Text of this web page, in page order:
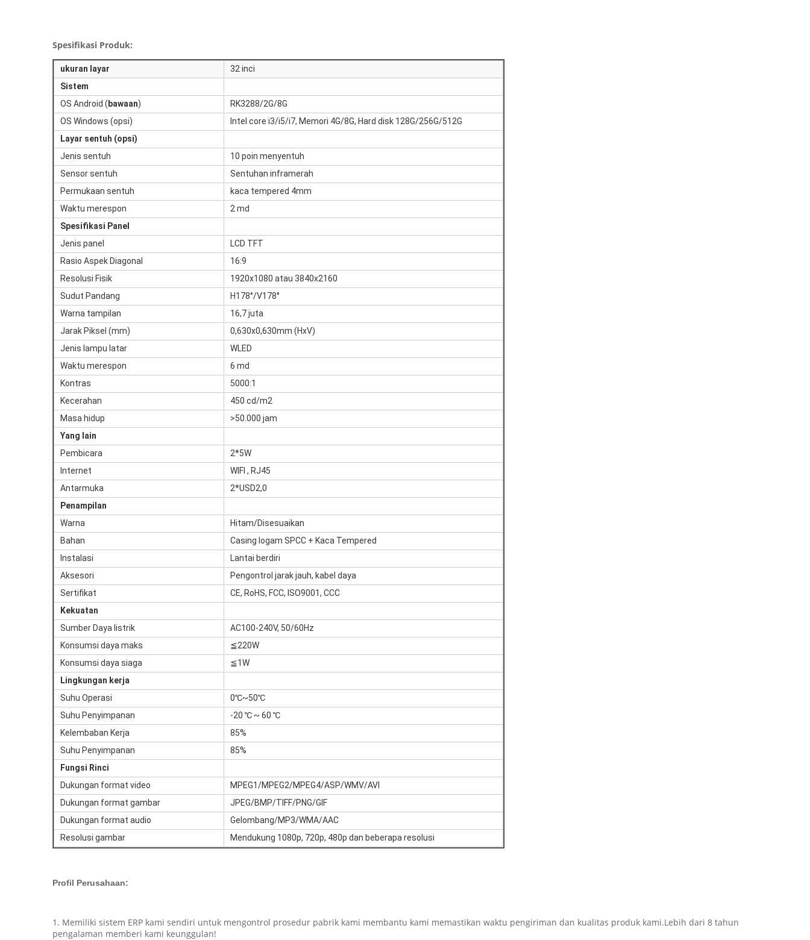
Spesifikasi Produk:
ukuran layar
32 inci
Sistem
OS Android ( bawaan)
RK3288/2G/8G
OS Windows (opsi)
Intel core i3/i5/i7, Memori 4G/8G, Hard disk 128G/256G/512G
Layar sentuh (opsi)
Jenis sentuh
10 poin menyentuh
Sensor sentuh
Sentuhan inframerah
Permukaan sentuh
kaca tempered 4mm
Waktu merespon
2 md
Spesifikasi Panel
Jenis panel
LCD TFT
Rasio Aspek Diagonal
16:9
Resolusi Fisik
1920x1080 atau 3840x2160
Sudut Pandang
H178°/V178°
Warna tampilan
16,7 juta
Jarak Piksel (mm)
0,630x0,630mm (HxV)
Jenis lampu latar
WLED
Waktu merespon
6 md
Kontras
5000:1
Kecerahan
450 cd/m2
Masa hidup
>50.000 jam
Yang lain
Pembicara
2*5W
Internet
WIFI , RJ45
Antarmuka
2*USD2,0
Penampilan
Warna
Hitam/Disesuaikan
Bahan
Casing logam SPCC + Kaca Tempered
Instalasi
Lantai berdiri
Aksesori
Pengontrol jarak jauh, kabel daya
Sertifikat
CE, RoHS, FCC, ISO9001, CCC
Kekuatan
Sumber Daya listrik
AC100-240V, 50/60Hz
Konsumsi daya maks
≦220W
Konsumsi daya siaga
≦1W
Lingkungan kerja
Suhu Operasi
0℃~50℃
Suhu Penyimpanan
-20 ℃ ~ 60 ℃
Kelembaban Kerja
85%
Suhu Penyimpanan
85%
Fungsi Rinci
Dukungan format video
MPEG1/MPEG2/MPEG4/ASP/WMV/AVI
Dukungan format gambar
JPEG/BMP/TIFF/PNG/GIF
Dukungan format audio
Gelombang/MP3/WMA/AAC
Resolusi gambar
Mendukung 1080p, 720p, 480p dan beberapa resolusi
Profil Perusahaan:
1. Memiliki sistem ERP kami sendiri untuk mengontrol prosedur pabrik kami membantu kami memastikan waktu pengiriman dan kualitas produk kami.Lebih dari 8 tahun
pengalaman memberi kami keunggulan!